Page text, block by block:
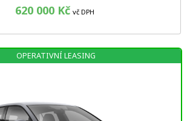
620 000 Kč vč DPH
OPERATIVNÍ LEASING